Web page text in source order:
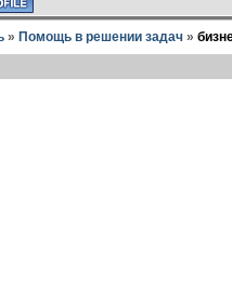
» Помощь в решении задач »